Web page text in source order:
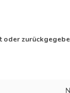
oder